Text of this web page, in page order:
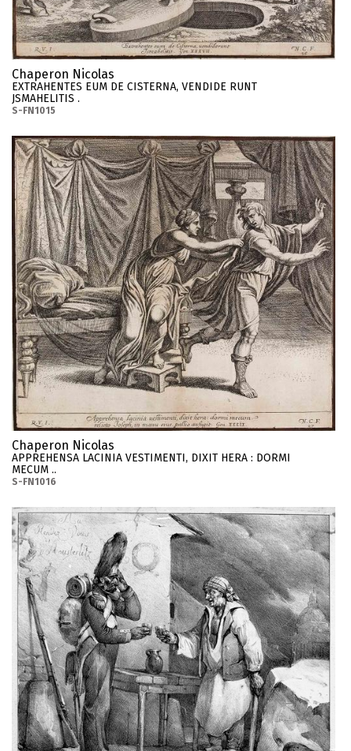
Chaperon Nicolas
EXTRAHENTES EUM DE CISTERNA, VENDIDE RUNT
JSMAHELITIS .
S-FN1015
Chaperon Nicolas
APPREHENSA LACINIA VESTIMENTI, DIXIT HERA : DORMI
MECUM ..
S-FN1016